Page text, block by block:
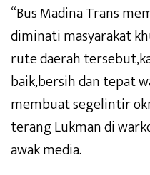
“Bus Madina Trans
diminati masyarakat
rute daerah
baik,bersih dan tepat
membuat segelintir
terang Lukman di
awak media.